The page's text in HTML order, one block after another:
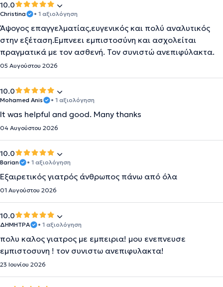
10.0
Christina • 1 αξιολόγηση
Άψογος επαγγελματίας,ευγενικός και πολύ αναλυτικός
στην εξέταση.Εμπνεει εμπιστοσύνη και ασχολείται
πραγματικά με τον ασθενή. Τον συνιστώ ανεπιφύλακτα.
05 Αυγούστου 2026
10.0
Mohamed Anis • 1 αξιολόγηση
It was helpful and good. Many thanks
04 Αυγούστου 2026
10.0
Barian • 1 αξιολόγηση
Εξαιρετικός γιατρός άνθρωπος πάνω από όλα
01 Αυγούστου 2026
10.0
ΔΗΜΗΤΡΑ • 1 αξιολόγηση
πολυ καλος γιατρος με εμπειρια! μου ενεπνευσε
εμπιστοσυνη ! τον συνιστω ανεπιφυλακτα!
23 Ιουνίου 2026